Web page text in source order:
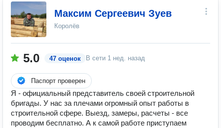
Максим Сергеевич Зуев
Королёв
5.0 47 оценок В сети 1 нед. назад
Паспорт проверен
Я - официальный представитель своей строительной
бригады. У нас за плечами огромный опыт работы в
строительной сфере. Выезд, замеры, расчеты - все
проводим бесплатно. А к самой работе приступаем